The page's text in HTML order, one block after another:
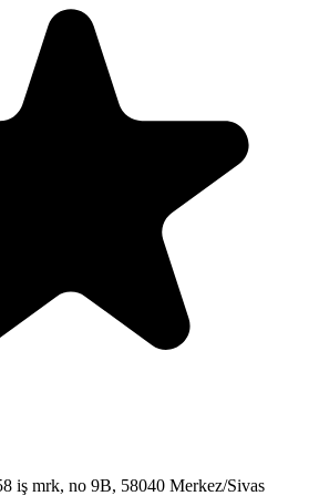
iş mrk, no 9B, 58040 Merkez/Sivas